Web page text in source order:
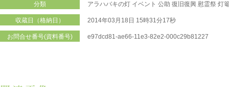
分類 アラハバキの灯 イベント 公助 復旧復興 慰霊祭 灯
収蔵日（格納日） 2014年03月18日 15時31分17秒
お問合せ番号(資料番号) e97dcd81-ae66-11e3-82e2-000c29b81227